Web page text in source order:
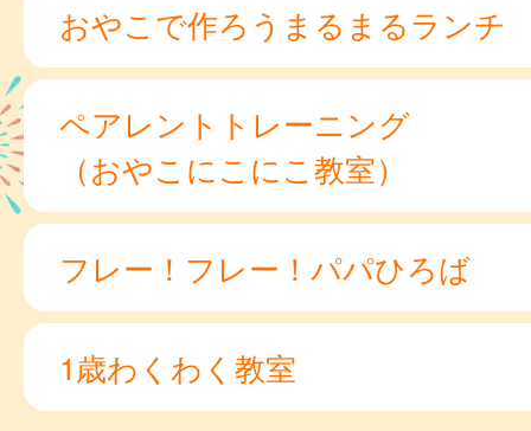
おやこで作ろうまるまるランチ
ペアレントトレーニング
（おやこにこにこ教室）
フレー！フレー！パパひろば
1歳わくわく教室